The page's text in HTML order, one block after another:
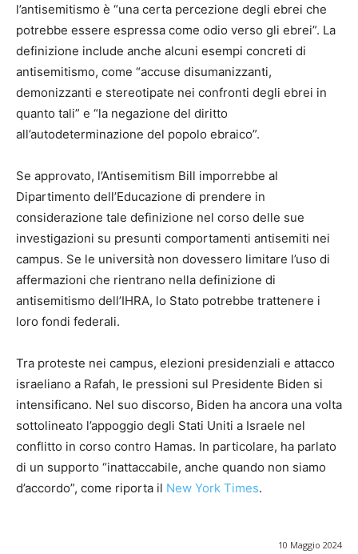
l’antisemitismo è “una certa percezione degli ebrei che
potrebbe essere espressa come odio verso gli ebrei”. La
definizione include anche alcuni esempi concreti di
antisemitismo, come “accuse disumanizzanti,
demonizzanti e stereotipate nei confronti degli ebrei in
quanto tali” e “la negazione del diritto
all’autodeterminazione del popolo ebraico”.
Se approvato, l’Antisemitism Bill imporrebbe al
Dipartimento dell’Educazione di prendere in
considerazione tale definizione nel corso delle sue
investigazioni su presunti comportamenti antisemiti nei
campus. Se le università non dovessero limitare l’uso di
affermazioni che rientrano nella definizione di
antisemitismo dell’IHRA, lo Stato potrebbe trattenere i
loro fondi federali.
Tra proteste nei campus, elezioni presidenziali e attacco
israeliano a Rafah, le pressioni sul Presidente Biden si
intensificano. Nel suo discorso, Biden ha ancora una volta
sottolineato l’appoggio degli Stati Uniti a Israele nel
conflitto in corso contro Hamas. In particolare, ha parlato
di un supporto “inattaccabile, anche quando non siamo
d’accordo”, come riporta il New York Times.
10 Maggio 2024